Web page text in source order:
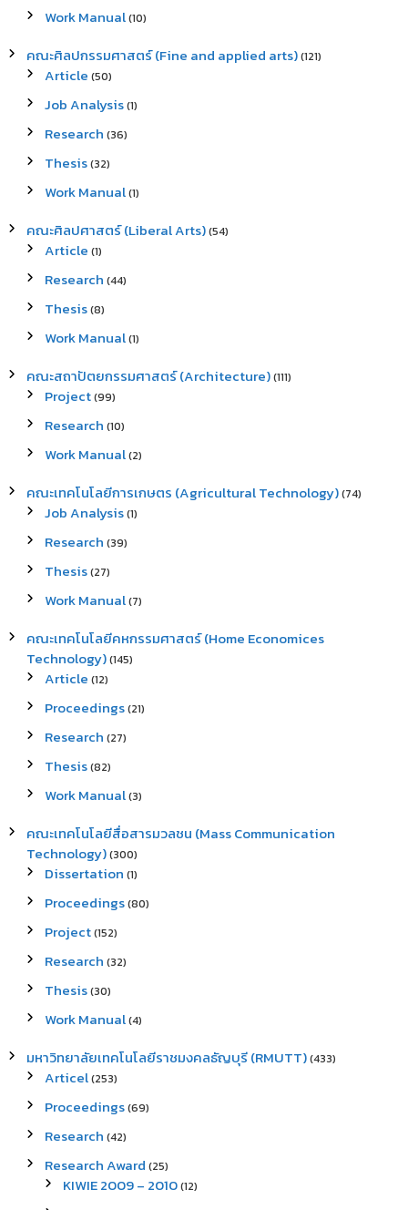
Work Manual(10)
คณะศิลปกรรมศาสตร์ (Fine and applied arts)(121)
Article (50)
Job Analysis(1)
Research (36)
Thesis(32)
Work Manual(1)
คณะศิลปศาสตร์ (Liberal Arts)(54)
Article (1)
Research (44)
Thesis(8)
Work Manual(1)
คณะสถาปัตยกรรมศาสตร์ (Architecture)(111)
Project(99)
Research (10)
Work Manual(2)
คณะเทคโนโลยีการเกษตร (Agricultural Technology)(74)
Job Analysis(1)
Research (39)
Thesis(27)
Work Manual(7)
คณะเทคโนโลยีคหกรรมศาสตร์ (Home Economices
Technology)(145)
Article (12)
Proceedings(21)
Research (27)
Thesis(82)
Work Manual(3)
คณะเทคโนโลยีสื่อสารมวลชน (Mass Communication
Technology)(300)
Dissertation (1)
Proceedings(80)
Project(152)
Research (32)
Thesis(30)
Work Manual(4)
มหาวิทยาลัยเทคโนโลยีราชมงคลธัญบุรี (RMUTT)(433)
Articel(253)
Proceedings(69)
Research (42)
Research Award (25)
KIWIE 2009 – 2010(12)